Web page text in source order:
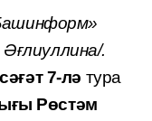
.
7-лә тура
Рөстәм